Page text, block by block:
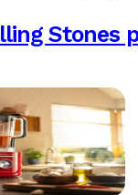
Stones